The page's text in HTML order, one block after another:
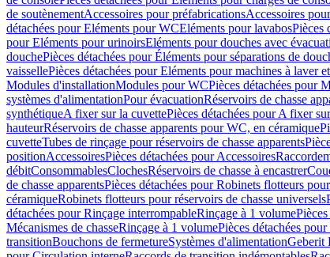
de soutènementAccessoires pour préfabricationsAccessoires
détachées pour Eléments pour WCEléments pour lavabosPièces
pour Eléments pour urinoirsEléments pour douches avec
douchePièces détachées pour Éléments pour séparations de
vaissellePièces détachées pour Eléments pour machines à laver
Modules d'installationModules pour WCPièces détachées pour
systèmes d'alimentationPour évacuationRéservoirs de chasse
synthétiqueA fixer sur la cuvettePièces détachées pour A fixer
hauteurRéservoirs de chasse apparents pour WC, en céramique
cuvetteTubes de rinçage pour réservoirs de chasse apparents
positionAccessoiresPièces détachées pour Accessoires
débitConsommablesClochesRéservoirs de chasse à encastrer
de chasse apparentsPièces détachées pour Robinets flotteurs
céramiqueRobinets flotteurs pour réservoirs de chasse universels
détachées pour Rinçage interrompableRinçage à 1 volume
Mécanismes de chasseRinçage à 1 volumePièces détachées
transitionBouchons de fermetureSystèmes d'alimentationGeberit